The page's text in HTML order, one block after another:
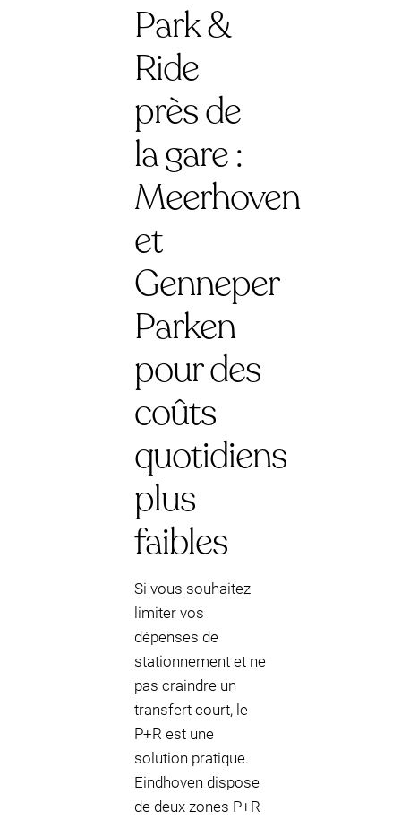
Park &
Ride
près de
la gare :
Meerhoven
et
Genneper
Parken
pour des
coûts
quotidiens
plus
faibles
Si vous souhaitez
limiter vos
dépenses de
stationnement et ne
pas craindre un
transfert court, le
P+R est une
solution pratique.
Eindhoven dispose
de deux zones P+R